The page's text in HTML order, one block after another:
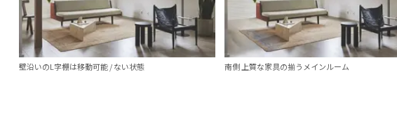
壁沿いのL字棚は移動可能 / ない状態 南側 上質な家具の揃うメインルーム